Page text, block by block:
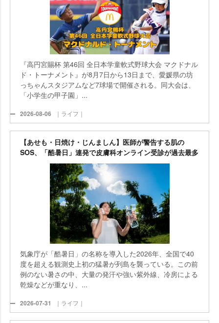
『高円宮賜杯 第46回 全日本学童軟式野球大会 マクドナル
ド・トーナメント』が8月7日から13日まで、愛媛県の坊
っちゃんスタジアムなど7球場で開催される。同大会は、
「小学生の甲子園」...
2026-08-06 ｜ライフ｜
【あせも・日焼け・じんましん】医師が警告する肌の
SOS、「酷暑日」連発で皮膚科オンライン受診が過去最多
気象庁が「酷暑日」の名称を導入した2026年、全国で40
度を超える観測史上初の猛暑が列島を襲っている。この前
例のない暑さの中、大量の発汗や強い紫外線、冷房による
乾燥などが重なり、...
2026-07-31 ｜ライフ｜